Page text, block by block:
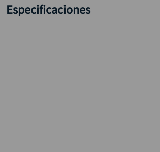
Especificaciones